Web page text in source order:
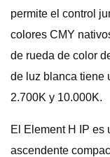
permite el control
colores CMY
de rueda de color
de luz blanca tiene
2.700K y 10.000K.
El Element H IP es
ascendente